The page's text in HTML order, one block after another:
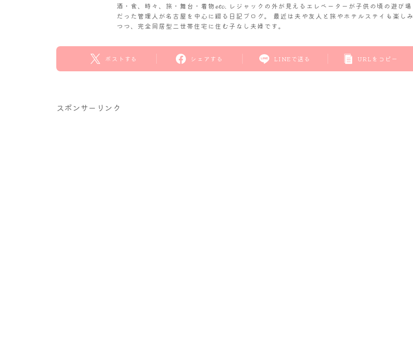
酒・食、時々、旅・舞台・着物𝓮𝓽𝓬. レジャックの外が見えるエレベーターが子供の頃の遊び場
だった管理人が名古屋を中心に綴る日記ブログ。 最近は夫や友人と旅やホテルステイも楽しみ
つつ、完全同居型二世帯住宅に住む子なし夫婦です。
ポストする シェアする LINEで送る URLをコピー
スポンサーリンク